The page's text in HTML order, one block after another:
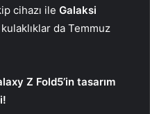
cihazı ile Galaksi
da Temmuz
Z Fold5’in tasarım